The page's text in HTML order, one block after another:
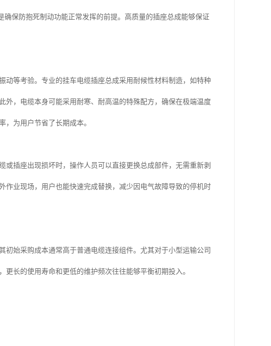
保防抱死制动功能正常发挥的前提。高质量的插座总成能够保证
等考验。专业的挂车电缆插座总成采用耐候性材料制造，如特种
，电缆本身可能采用耐寒、耐高温的特殊配方，确保在极端温度
，为用户节省了长期成本。
插座出现损坏时，操作人员可以直接更换总成部件，无需重新剥
业现场，用户也能快速完成替换，减少因电气故障导致的停机时
始采购成本通常高于普通电缆连接组件。尤其对于小型运输公司
长的使用寿命和更低的维护频次往往能够平衡初期投入。